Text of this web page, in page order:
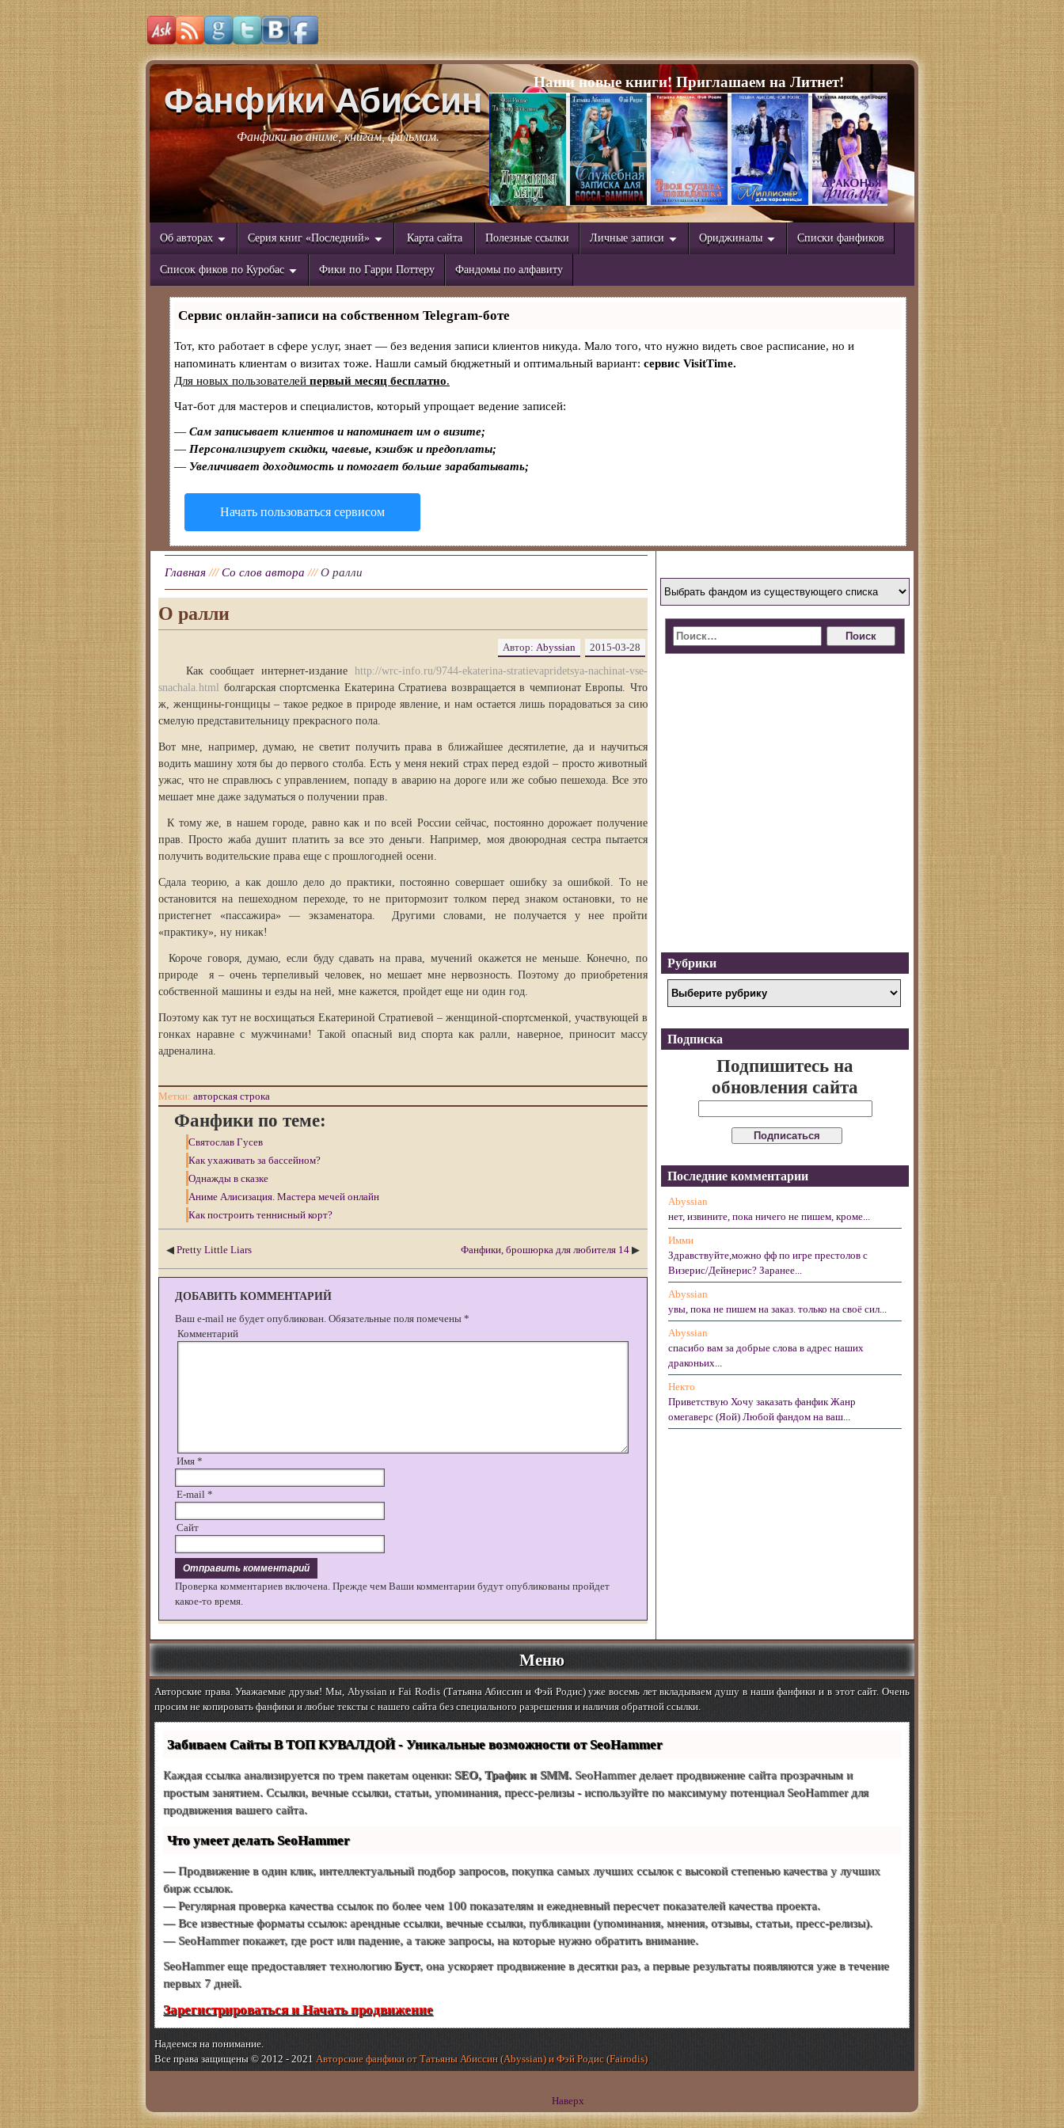
Фанфики Абиссин
Фанфики по аниме, книгам, фильмам.
Наши новые книги! Приглашаем на Литнет!
Об авторах Серия книг «Последний» Карта сайта Полезные ссылки Личные записи Ориджиналы Списки фанфиков
Список фиков по Куробас Фики по Гарри Поттеру Фандомы по алфавиту
Сервис онлайн-записи на собственном Telegram-боте
Тот, кто работает в сфере услуг, знает — без ведения записи клиентов никуда. Мало того, что нужно видеть свое расписание, но и
напоминать клиентам о визитах тоже. Нашли самый бюджетный и оптимальный вариант: сервис VisitTime.
Для новых пользователей первый месяц бесплатно.
Чат-бот для мастеров и специалистов, который упрощает ведение записей:
— Сам записывает клиентов и напоминает им о визите;
— Персонализирует скидки, чаевые, кэшбэк и предоплаты;
— Увеличивает доходимость и помогает больше зарабатывать;
Начать пользоваться сервисом
Главная ///Со слов автора ///О ралли
О ралли
2015-03-28
Автор: Abyssian
Как сообщает интернет-издание http://wrc-info.ru/9744-ekaterina-stratievapridetsya-nachinat-vse-
snachala.html
болгарская спортсменка Екатерина Стратиева возвращается в чемпионат Европы. Что
ж, женщины-гонщицы – такое редкое в природе явление, и нам остается лишь порадоваться за сию
смелую представительницу прекрасного пола.
Вот мне, например, думаю, не светит получить права в ближайшее десятилетие, да и научиться
водить машину хотя бы до первого столба. Есть у меня некий страх перед ездой – просто животный
ужас, что не справлюсь с управлением, попаду в аварию на дороге или же собью пешехода. Все это
мешает мне даже задуматься о получении прав.
К тому же, в нашем городе, равно как и по всей России сейчас, постоянно дорожает получение
прав. Просто жаба душит платить за все это деньги. Например, моя двоюродная сестра пытается
получить водительские права еще с прошлогодней осени.
Сдала теорию, а как дошло дело до практики, постоянно совершает ошибку за ошибкой. То не
остановится на пешеходном переходе, то не притормозит толком перед знаком остановки, то не
пристегнет «пассажира» — экзаменатора. Другими словами, не получается у нее пройти
«практику», ну никак!
Короче говоря, думаю, если буду сдавать на права, мучений окажется не меньше. Конечно, по
природе я – очень терпеливый человек, но мешает мне нервозность. Поэтому до приобретения
собственной машины и езды на ней, мне кажется, пройдет еще ни один год.
Поэтому как тут не восхищаться Екатериной Стратиевой – женщиной-спортсменкой, участвующей в
гонках наравне с мужчинами! Такой опасный вид спорта как ралли, наверное, приносит массу
адреналина.
Метки: авторская строка
Фанфики по теме:
Святослав Гусев
Как ухаживать за бассейном?
Однажды в сказке
Аниме Алисизация. Мастера мечей онлайн
Как построить теннисный корт?
◀ Pretty Little Liars Фанфики, брошюрка для любителя 14 ▶
ДОБАВИТЬ КОММЕНТАРИЙ
Ваш e-mail не будет опубликован. Обязательные поля помечены *
Комментарий
Имя *
E-mail *
Сайт
Проверка комментариев включена. Прежде чем Ваши комментарии будут опубликованы пройдет
какое-то время.
Рубрики
Подписка
Подпишитесь на
обновления сайта
Последние комментарии
Abyssian
нет, извините, пока ничего не пишем, кроме...
Имми
Здравствуйте,можно фф по игре престолов с
Визерис/Дейнерис? Заранее...
Abyssian
увы, пока не пишем на заказ. только на своё сил...
Abyssian
спасибо вам за добрые слова в адрес наших
драконьих...
Некто
Приветствую Хочу заказать фанфик Жанр
омегаверс (Яой) Любой фандом на ваш...
Меню
Авторские права. Уважаемые друзья! Мы, Abyssian и Fai Rodis (Татьяна Абиссин и Фэй Родис) уже восемь лет вкладываем душу в наши фанфики и в этот сайт. Очень
просим не копировать фанфики и любые тексты с нашего сайта без специального разрешения и наличия обратной ссылки.
Забиваем Сайты В ТОП КУВАЛДОЙ - Уникальные возможности от SeoHammer
Каждая ссылка анализируется по трем пакетам оценки: SEO, Трафик и SMM. SeoHammer делает продвижение сайта прозрачным и
простым занятием. Ссылки, вечные ссылки, статьи, упоминания, пресс-релизы - используйте по максимуму потенциал SeoHammer для
продвижения вашего сайта.
Что умеет делать SeoHammer
— Продвижение в один клик, интеллектуальный подбор запросов, покупка самых лучших ссылок с высокой степенью качества у лучших
бирж ссылок.
— Регулярная проверка качества ссылок по более чем 100 показателям и ежедневный пересчет показателей качества проекта.
— Все известные форматы ссылок: арендные ссылки, вечные ссылки, публикации (упоминания, мнения, отзывы, статьи, пресс-релизы).
— SeoHammer покажет, где рост или падение, а также запросы, на которые нужно обратить внимание.
SeoHammer еще предоставляет технологиюБуст, она ускоряет продвижение в десятки раз, а первые результаты появляются уже в течение
первых 7 дней.
Зарегистрироваться и Начать продвижение
Надеемся на понимание.
Все права защищены © 2012 - 2021 Авторские фанфики от Татьяны Абиссин (Abyssian) и Фэй Родис (Fairodis)
Наверх